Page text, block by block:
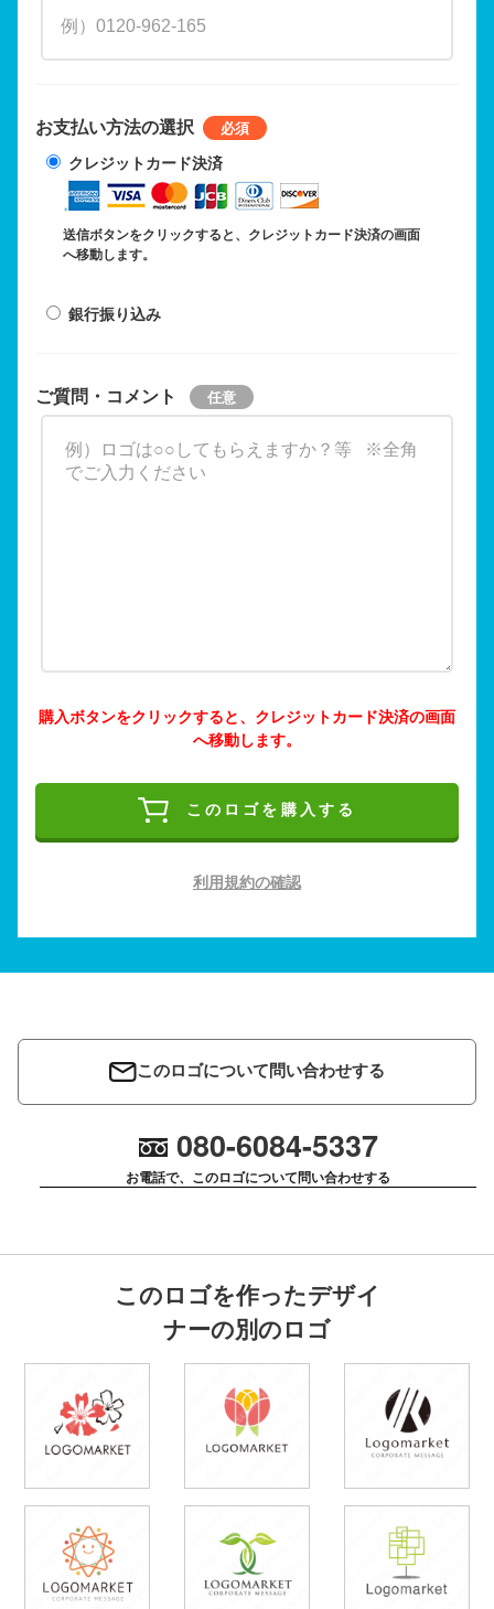
お支払い方法の選択
クレジットカード決済
送信ボタンをクリックすると、クレジットカード決済の画面
へ移動します。
銀行振り込み
ご質問・コメント
購入ボタンをクリックすると、クレジットカード決済の画面
へ移動します。
このロゴを購入する
利用規約の確認
このロゴについて問い合わせする
080-6084-5337
お電話で、このロゴについて問い合わせする
このロゴを作ったデザイ
ナーの別のロゴ